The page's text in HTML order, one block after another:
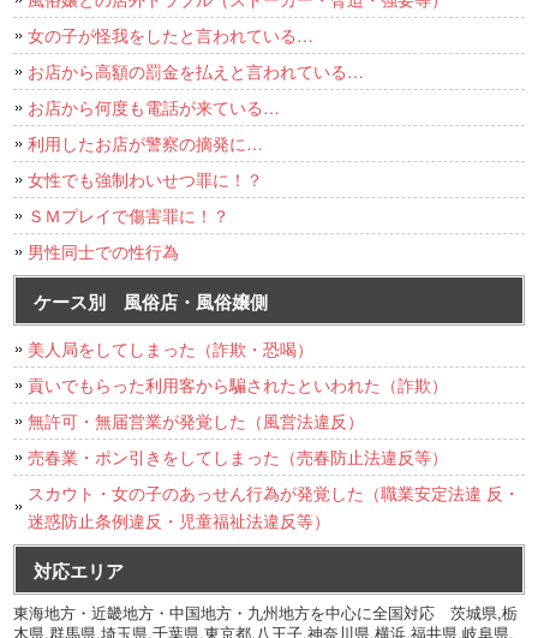
女の子が怪我をしたと言われている…
お店から高額の罰金を払えと言われている…
お店から何度も電話が来ている…
利用したお店が警察の摘発に…
女性でも強制わいせつ罪に！？
ＳＭプレイで傷害罪に！？
男性同士での性行為
ケース別 風俗店・風俗嬢側
美人局をしてしまった（詐欺・恐喝）
貢いでもらった利用客から騙されたといわれた（詐欺）
無許可・無届営業が発覚した（風営法違反）
売春業・ポン引きをしてしまった（売春防止法違反等）
スカウト・女の子のあっせん行為が発覚した（職業安定法違 反・
迷惑防止条例違反・児童福祉法違反等）
対応エリア
東海地方・近畿地方・中国地方・九州地方を中心に全国対応 茨城県,栃
木県,群馬県,埼玉県,千葉県,東京都,八王子,神奈川県,横浜,福井県,岐阜県,